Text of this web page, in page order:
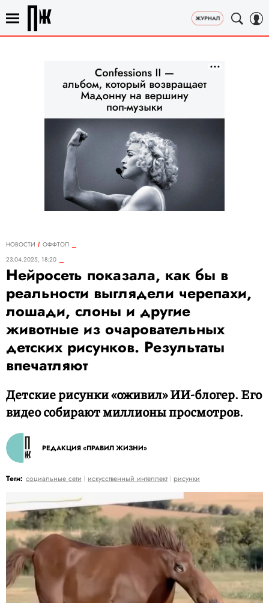
НОВОСТИ
ОФФТОП
23.04.2025, 18:20
Нейросеть показала, как бы в
реальности выглядели черепахи,
лошади, слоны и другие
животные из очаровательных
детских рисунков. Результаты
впечатляют
Детские рисунки «оживил» ИИ-блогер. Его
видео собирают миллионы просмотров.
РЕДАКЦИЯ «ПРАВИЛ ЖИЗНИ»
Теги: социальные сети искусственный интеллект рисунки